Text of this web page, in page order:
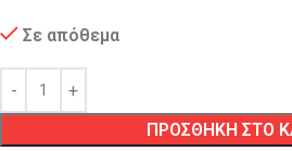
Σε απόθεμα
ΠΡΟΣΘΗΚΗ ΣΤΟ